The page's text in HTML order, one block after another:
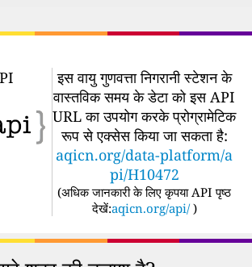
इस वायु गुणवत्ता निगरानी स्टेशन के
वास्तविक समय के डेटा को इस API
URL का उपयोग करके प्रोग्रामेटिक
रूप से एक्सेस किया जा सकता है:
aqicn.org/data-platform/a
pi/H10472
(अधिक जानकारी के लिए कृपया API पृष्ठ
देखें:aqicn.org/api/ )